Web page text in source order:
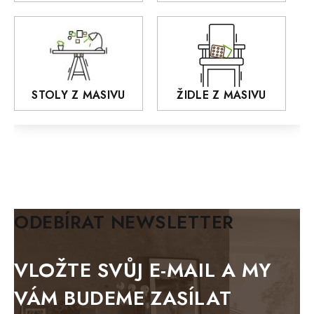
MONET
OSLO
MODERN loft
BIANCA
BLACK VELVET
BELLUNO grafite
WESTERN
STOLY Z MASIVU ŽIDLE Z MASIVU
ODEBÍRAT NEWSLETTER
VLOŽTE SVŮJ E-MAIL A MY
VÁM BUDEME ZASÍLAT